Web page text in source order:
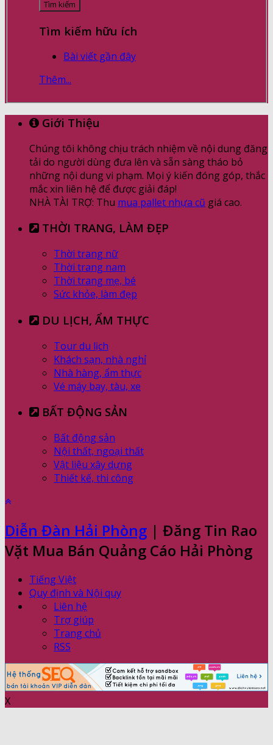
Tìm kiếm hữu ích
Bài viết gần đây
Thêm...
Giới Thiệu
Chúng tôi không chịu trách nhiệm về nội dung đăng
tải do người dùng đưa lên và sẵn sàng tháo bỏ
những nội dung vi phạm. Mọi ý kiến đóng góp, thắc
mắc xin liên hệ để được giải đáp!
NHÀ TÀI TRỢ: Thu mua pallet nhựa cũ giá cao.
THỜI TRANG, LÀM ĐẸP
Thời trang nữ
Thời trang nam
Thời trang mẹ, bé
Sức khỏe, làm đẹp
DU LỊCH, ẨM THỰC
Tour du lịch
Khách sạn, nhà nghỉ
Nhà hàng, ẩm thực
Vé máy bay, tàu, xe
BẤT ĐỘNG SẢN
Bất động sản
Nội thất, ngoại thất
Vật liệu xây dựng
Thiết kế, thi công
Diễn Đàn Hải Phòng | Đăng Tin Rao
Vặt Mua Bán Quảng Cáo Hải Phòng
Tiếng Việt
Quy định và Nội quy
Liên hệ
Trợ giúp
Trang chủ
RSS
X